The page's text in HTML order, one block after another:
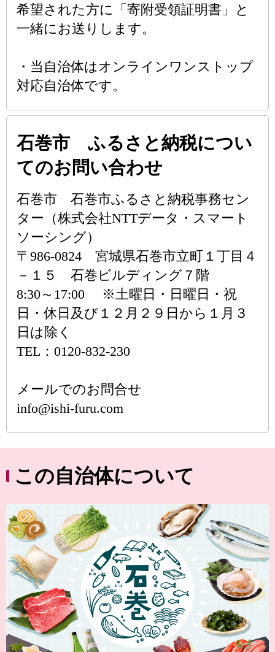
希望された方に「寄附受領証明書」と
一緒にお送りします。
・当自治体はオンラインワンストップ
対応自治体です。
石巻市 ふるさと納税につい
てのお問い合わせ
石巻市 石巻市ふるさと納税事務セン
ター（株式会社NTTデータ・スマート
ソーシング）
〒986-0824 宮城県石巻市立町１丁目４
－１５ 石巻ビルディング７階
8:30～17:00 ※土曜日・日曜日・祝
日・休日及び１２月２９日から１月３
日は除く
TEL：0120-832-230
メールでのお問合せ
info@ishi-furu.com
この自治体について